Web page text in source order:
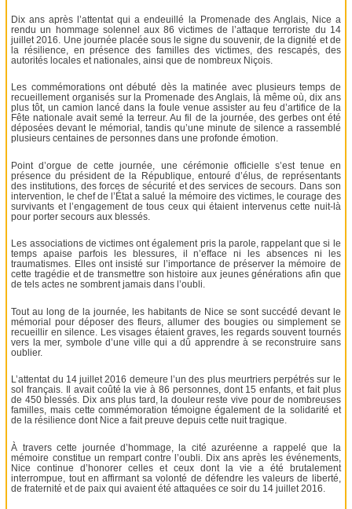
Dix ans après l’attentat qui a endeuillé la Promenade des Anglais, Nice a
rendu un hommage solennel aux 86 victimes de l’attaque terroriste du 14
juillet 2016. Une journée placée sous le signe du souvenir, de la dignité et de
la résilience, en présence des familles des victimes, des rescapés, des
autorités locales et nationales, ainsi que de nombreux Niçois.
Les commémorations ont débuté dès la matinée avec plusieurs temps de
recueillement organisés sur la Promenade des Anglais, là même où, dix ans
plus tôt, un camion lancé dans la foule venue assister au feu d’artifice de la
Fête nationale avait semé la terreur. Au fil de la journée, des gerbes ont été
déposées devant le mémorial, tandis qu’une minute de silence a rassemblé
plusieurs centaines de personnes dans une profonde émotion.
Point d’orgue de cette journée, une cérémonie officielle s’est tenue en
présence du président de la République, entouré d’élus, de représentants
des institutions, des forces de sécurité et des services de secours. Dans son
intervention, le chef de l’État a salué la mémoire des victimes, le courage des
survivants et l’engagement de tous ceux qui étaient intervenus cette nuit-là
pour porter secours aux blessés.
Les associations de victimes ont également pris la parole, rappelant que si le
temps apaise parfois les blessures, il n’efface ni les absences ni les
traumatismes. Elles ont insisté sur l’importance de préserver la mémoire de
cette tragédie et de transmettre son histoire aux jeunes générations afin que
de tels actes ne sombrent jamais dans l’oubli.
Tout au long de la journée, les habitants de Nice se sont succédé devant le
mémorial pour déposer des fleurs, allumer des bougies ou simplement se
recueillir en silence. Les visages étaient graves, les regards souvent tournés
vers la mer, symbole d’une ville qui a dû apprendre à se reconstruire sans
oublier.
L’attentat du 14 juillet 2016 demeure l’un des plus meurtriers perpétrés sur le
sol français. Il avait coûté la vie à 86 personnes, dont 15 enfants, et fait plus
de 450 blessés. Dix ans plus tard, la douleur reste vive pour de nombreuses
familles, mais cette commémoration témoigne également de la solidarité et
de la résilience dont Nice a fait preuve depuis cette nuit tragique.
À travers cette journée d’hommage, la cité azuréenne a rappelé que la
mémoire constitue un rempart contre l’oubli. Dix ans après les événements,
Nice continue d’honorer celles et ceux dont la vie a été brutalement
interrompue, tout en affirmant sa volonté de défendre les valeurs de liberté,
de fraternité et de paix qui avaient été attaquées ce soir du 14 juillet 2016.